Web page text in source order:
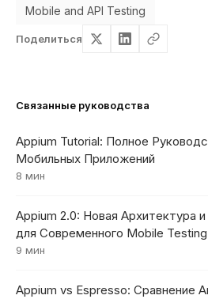
Mobile and API Testing
Поделиться
Связанные руководства
Appium Tutorial: Полное
Мобильных Приложений
8 мин
Appium 2.0: Новая Архитектура
для Современного Mobile Testing
9 мин
Appium vs Espresso: Сравнение